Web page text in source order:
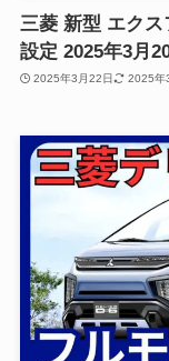
三菱 新型 エク
設定 2025年3月
2025年3月22日 2025年